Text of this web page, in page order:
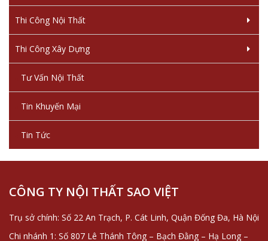
Thi Công Nội Thất
Thi Công Xây Dựng
Tư Vấn Nội Thất
Tin Khuyến Mại
Tin Tức
CÔNG TY NỘI THẤT SAO VIỆT
Trụ sở chính: Số 22 An Trạch, P. Cát Linh, Quận Đống Đa, Hà Nội
Chi nhánh 1: Số 807 Lê Thánh Tông – Bạch Đằng – Hạ Long –